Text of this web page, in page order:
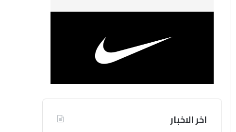
اخر الاخبار